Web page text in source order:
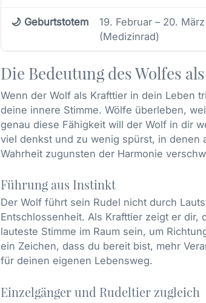
🌙 Geburtstotem
19. Februar – 20. März
(Medizinrad)
Die Bedeutung des Wolfes
Wenn der Wolf als Krafttier in dein Leben
deine innere Stimme. Wölfe überleben,
genau diese Fähigkeit will der Wolf in dir
viel denkst und zu wenig spürst, in denen
Wahrheit zugunsten der Harmonie
Führung aus Instinkt
Der Wolf führt sein Rudel nicht durch
Entschlossenheit. Als Krafttier zeigt er dir,
lauteste Stimme im Raum sein, um
ein Zeichen, dass du bereit bist, mehr
für deinen eigenen Lebensweg.
Einzelgänger und Rudeltier zugleich